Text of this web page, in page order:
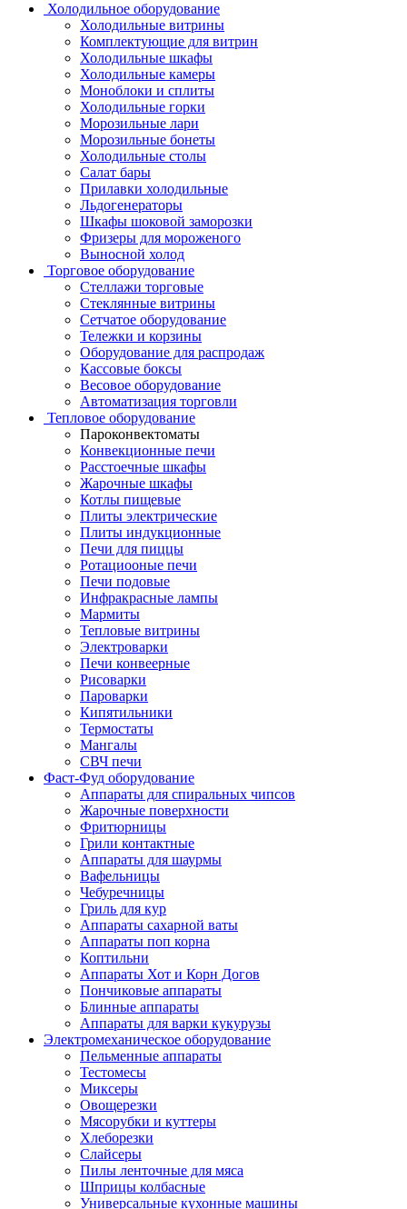
Холодильное оборудование
Холодильные витрины
Комплектующие для витрин
Холодильные шкафы
Холодильные камеры
Моноблоки и сплиты
Холодильные горки
Морозильные лари
Морозильные бонеты
Холодильные столы
Салат бары
Прилавки холодильные
Льдогенераторы
Шкафы шоковой заморозки
Фризеры для мороженого
Выносной холод
Торговое оборудование
Стеллажи торговые
Стеклянные витрины
Сетчатое оборудование
Тележки и корзины
Оборудование для распродаж
Кассовые боксы
Весовое оборудование
Автоматизация торговли
Тепловое оборудование
Пароконвектоматы
Конвекционные печи
Расстоечные шкафы
Жарочные шкафы
Котлы пищевые
Плиты электрические
Плиты индукционные
Печи для пиццы
Ротациооные печи
Печи подовые
Инфракрасные лампы
Мармиты
Тепловые витрины
Электроварки
Печи конвеерные
Рисоварки
Пароварки
Кипятильники
Термостаты
Мангалы
СВЧ печи
Фаст-Фуд оборудование
Аппараты для спиральных чипсов
Жарочные поверхности
Фритюрницы
Грили контактные
Аппараты для шаурмы
Вафельницы
Чебуречницы
Гриль для кур
Аппараты сахарной ваты
Аппараты поп корна
Коптильни
Аппараты Хот и Корн Догов
Пончиковые аппараты
Блинные аппараты
Аппараты для варки кукурузы
Электромеханическое оборудование
Пельменные аппараты
Тестомесы
Миксеры
Овощерезки
Мясорубки и куттеры
Хлеборезки
Слайсеры
Пилы ленточные для мяса
Шприцы колбасные
Универсальные кухонные машины